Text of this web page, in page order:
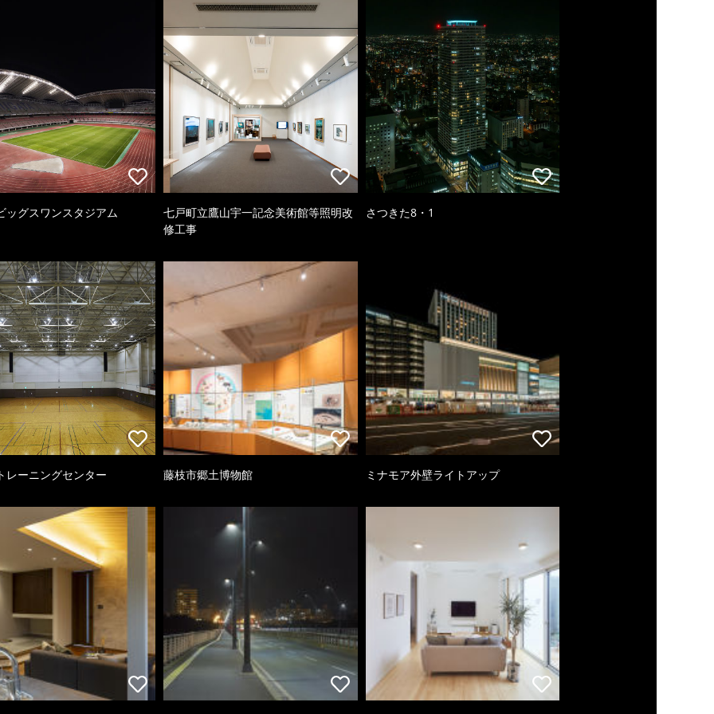
ッグスワンスタジアム
七戸町立鷹山宇一記念美術館等照明改
修工事
さつきた8・1
レーニングセンター 藤枝市郷土博物館 ミナモア外壁ライトアップ